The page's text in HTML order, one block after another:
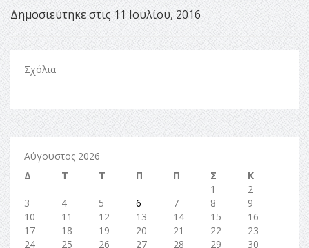
Δημοσιεύτηκε στις 11 Ιουλίου, 2016
Σχόλια
Αύγουστος 2026
Δ
Τ Τ Π Π Σ
Κ
1
2
3
4 5 6 7 8
9
10
11 12 13 14 15
16
17
18 19 20 21 22
23
24
25 26 27 28 29
30